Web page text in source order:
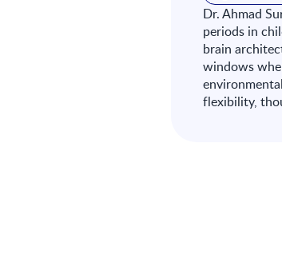
Dr. Ahmad
periods in
brain
windows
flexibility,